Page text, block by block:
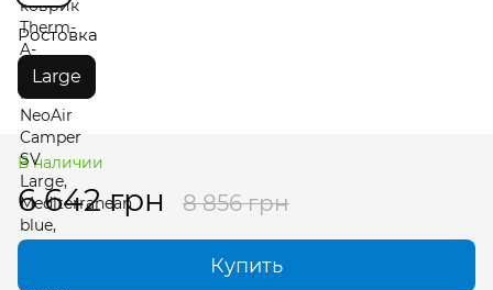
Ростовка
Large
В наличии
6 642 грн 8 856 грн
Купить